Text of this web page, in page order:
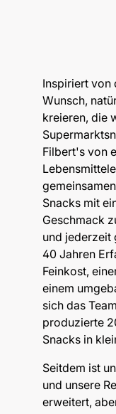
Inspiriert von
Wunsch,
kreieren, die
Filbert's von
Snacks mit
Geschmack
und jederzeit
40 Jahren
Feinkost,
einem
sich das
produzierte
Snacks in
Seitdem ist
und unsere
erweitert,